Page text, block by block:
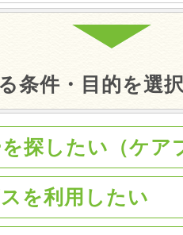
条件・目的を選
探したい（ケア
を利用したい